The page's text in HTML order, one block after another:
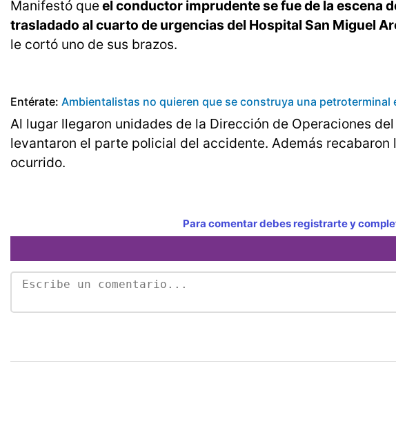
Manifestó queel conductor imprudente se fue de la escena
trasladado al cuarto de urgencias del Hospital San Miguel
le cortó uno de sus brazos.
Entérate: Ambientalistas no quieren que se construya una petroterminal
Al lugar llegaron unidades de la Dirección de Operaciones
levantaron el parte policial del accidente. Además
ocurrido.
Para comentar debes registrarte y